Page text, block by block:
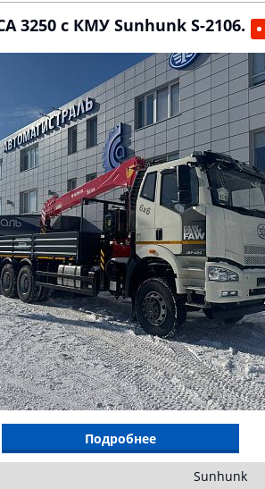
3250 с КМУ Sunhunk S-2106.
Подробнее
Sunhunk